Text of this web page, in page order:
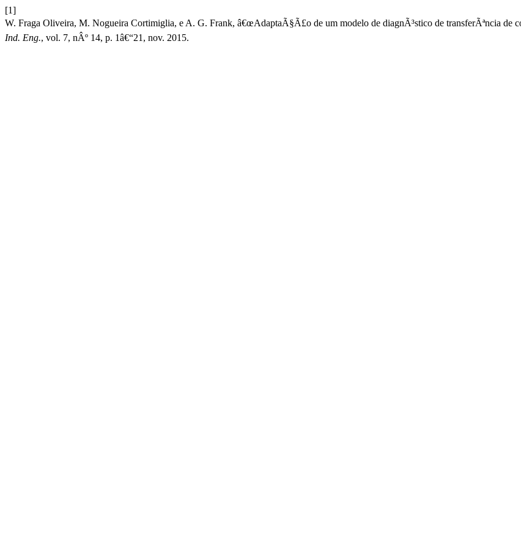
[1]
W. Fraga Oliveira, M. Nogueira Cortimiglia, e A. G. Frank, â€œAdaptaÃ§Ã£o de um modelo de diagnÃ³stico de transferÃªncia de
Ind. Eng., vol. 7, nÂº 14, p. 1â€“21, nov. 2015.